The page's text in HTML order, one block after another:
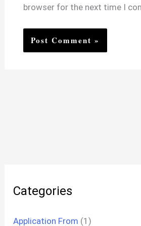
browser for the next time I
Categories
Application From (1)